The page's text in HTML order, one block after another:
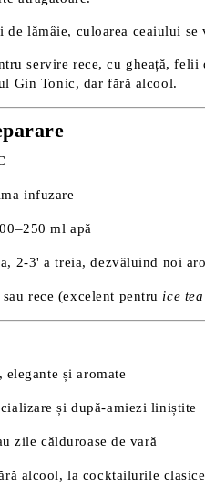
de lămâie, culoarea ceaiului
servire rece, cu gheață,
Gin Tonic, dar fără alcool.
infuzare
ml apă
2-3' a treia, dezvăluind noi
rece (excelent pentru ice tea
și aromate
și după-amiezi liniștite
zile călduroase de vară
alcool, la cocktailurile clasice